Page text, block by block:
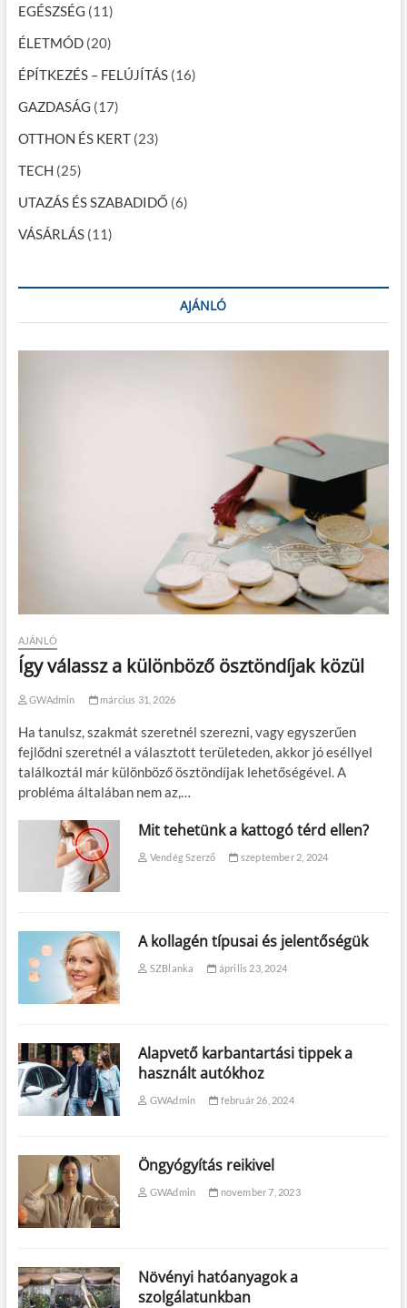
g
á
c
i
ó
EGÉSZSÉG (11)
ÉLETMÓD(20)
ÉPÍTKEZÉS – FELÚJÍTÁS(16)
GAZDASÁG (17)
OTTHON ÉS KERT(23)
TECH (25)
UTAZÁS ÉS SZABADIDŐ (6)
VÁSÁRLÁS(11)
AJÁNLÓ
AJÁNLÓ
Így válassz a különböző ösztöndíjak közül
GWAdmin március 31, 2026
Ha tanulsz, szakmát szeretnél szerezni, vagy egyszerűen
fejlődni szeretnél a választott területeden, akkor jó eséllyel
találkoztál már különböző ösztöndíjak lehetőségével. A
probléma általában nem az,…
Mit tehetünk a kattogó térd ellen?
Vendég Szerző szeptember 2, 2024
A kollagén típusai és jelentőségük
SZBlanka április 23, 2024
Alapvető karbantartási tippek a
használt autókhoz
GWAdmin február 26, 2024
Öngyógyítás reikivel
GWAdmin november 7, 2023
Növényi hatóanyagok a
szolgálatunkban